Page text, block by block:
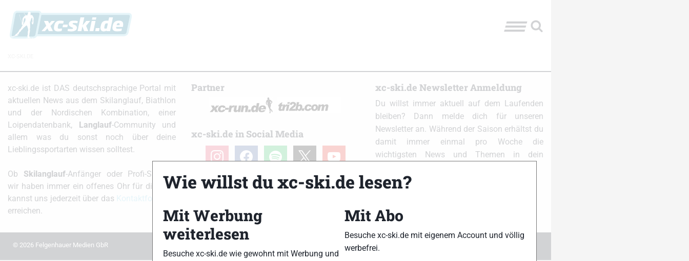
xc-ski.de ist DAS deutschsprachige Portal mit
aktuellen News aus dem Skilanglauf, Biathlon
und der Nordischen Kombination, einer
Loipendatenbank, Langlauf-Community und
allem was du sonst noch über deine
Lieblingssportarten wissen solltest.
Ob Skilanglauf-Anfänger oder Profi-Sportler,
wir haben immer ein offenes Ohr für dich! Du
kannst uns jederzeit über das
erreichen.
Partner
xc-ski.de in Social Media
instagramfacebook spotify youtube
xc-ski.de Newsletter Anmeldung
Du willst immer aktuell auf dem Laufenden
bleiben? Dann melde dich für unseren
Newsletter an. Während der Saison erhältst du
damit immer einmal pro Woche die
wichtigsten News und Themen in dein
© 2026 Felgenhauer Medien GbR Datenschutz
Wie willst du xc-ski.de lesen?
Mit Werbung
weiterlesen
Besuche xc-ski.de wie gewohnt mit Werbung und
Mit Abo
Besuche xc-ski.de mit eigenem Account und völlig
werbefrei.